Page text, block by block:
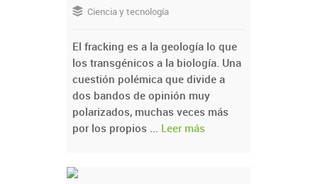
Ciencia y tecnología
El fracking es a la geología lo que
los transgénicos a la biología. Una
cuestión polémica que divide a
dos bandos de opinión muy
polarizados, muchas veces más
por los propios ... Leer más